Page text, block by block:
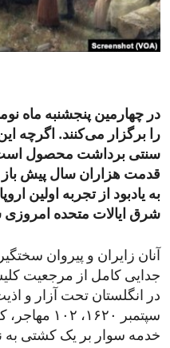
در چهارمین پنجشنبه ماه
را برگزار می‌کنند. اگرچه
سنتی برداشت محصول است
قدمت هزاران سال پیش
به یادبود از تجربه اولین
شرق ایالات متحده
آنان زایران و پیروان
جدایی کامل از مرجعیت
در انگلستان تحت آزار و
خدمه سوار بر یک کشتی به